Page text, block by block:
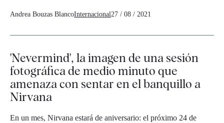
Andrea Bouzas BlancoInternacional27 / 08 / 2021
'Nevermind', la imagen de una sesión
fotográfica de medio minuto que
amenaza con sentar en el banquillo a
Nirvana
En un mes, Nirvana estará de aniversario: el próximo 24 de